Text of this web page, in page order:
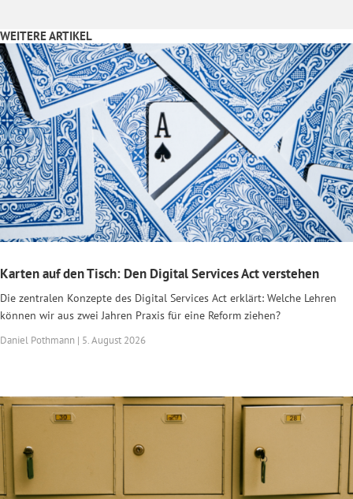
WEITERE ARTIKEL
Karten auf den Tisch: Den Digital Services Act verstehen
Die zentralen Konzepte des Digital Services Act erklärt: Welche Lehren
können wir aus zwei Jahren Praxis für eine Reform ziehen?
Daniel Pothmann | 5. August 2026